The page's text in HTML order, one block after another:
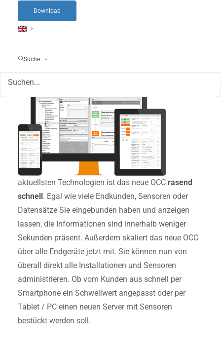
Download
Suche
möglich.
aktuellsten Technologien ist das neue OCC rasend
schnell. Egal wie viele Endkunden, Sensoren oder
Datensätze Sie eingebunden haben und anzeigen
lassen, die Informationen sind innerhalb weniger
Sekunden präsent. Außerdem skaliert das neue OCC
über alle Endgeräte jetzt mit. Sie können nun von
überall direkt alle Installationen und Sensoren
administrieren. Ob vom Kunden aus schnell per
Smartphone ein Schwellwert angepasst oder per
Tablet / PC einen neuen Server mit Sensoren
bestückt werden soll.